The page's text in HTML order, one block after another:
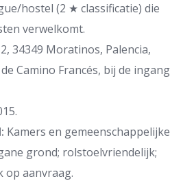
hostel (2 ★ classificatie) die
verwelkomt.
34349 Moratinos, Palencia,
Camino Francés, bij de ingang
Kamers en gemeenschappelijke
grond; rolstoelvriendelijk;
op aanvraag.